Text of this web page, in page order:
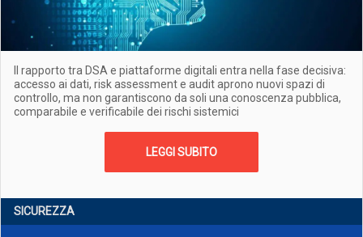
Il rapporto tra DSA e piattaforme digitali entra nella fase decisiva:
accesso ai dati, risk assessment e audit aprono nuovi spazi di
controllo, ma non garantiscono da soli una conoscenza pubblica,
comparabile e verificabile dei rischi sistemici
LEGGI SUBITO
SICUREZZA